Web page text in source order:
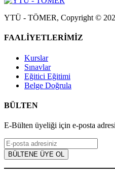
YTÜ - TÖMER, Copyright ©
FAALİYETLERİMİZ
Kurslar
Sınavlar
Eğitici Eğitimi
Belge Doğrula
BÜLTEN
E-Bülten üyeliği için e-posta